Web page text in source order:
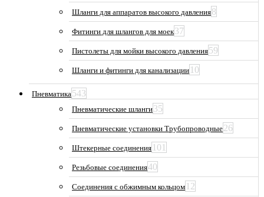
Шланги для аппаратов высокого давления8
Фитинги для шлангов для моек37
Пистолеты для мойки высокого давления59
Шланги и фитинги для канализации 10
Пневматика543
Пневматические шланги35
Пневматические установки Трубопроводные26
Штекерные соединения 101
Резьбовые соединения40
Соединения с обжимным кольцом 12